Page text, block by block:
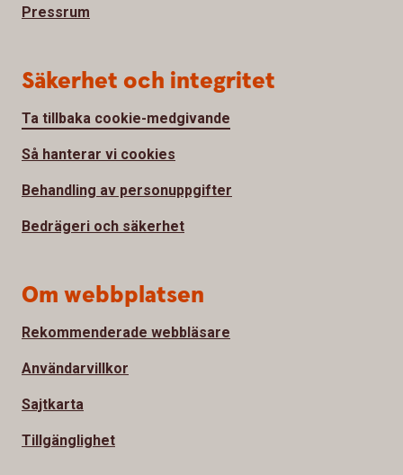
Pressrum
Säkerhet och integritet
Ta tillbaka cookie-medgivande
Så hanterar vi cookies
Behandling av personuppgifter
Bedrägeri och säkerhet
Om webbplatsen
Rekommenderade webbläsare
Användarvillkor
Sajtkarta
Tillgänglighet